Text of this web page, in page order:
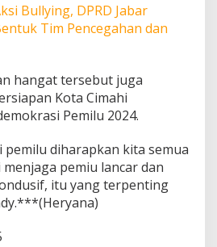
Bullying, DPRD Jabar
Tim Pencegahan dan
hangat tersebut juga
Kota Cimahi
Pemilu 2024.
pemilu diharapkan kita semua
pemiu lancar dan
itu yang terpenting